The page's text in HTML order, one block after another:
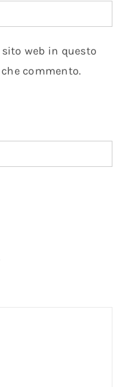
web in questo
commento.